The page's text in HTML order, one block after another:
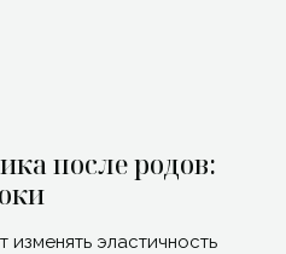
после родов:
эластичность